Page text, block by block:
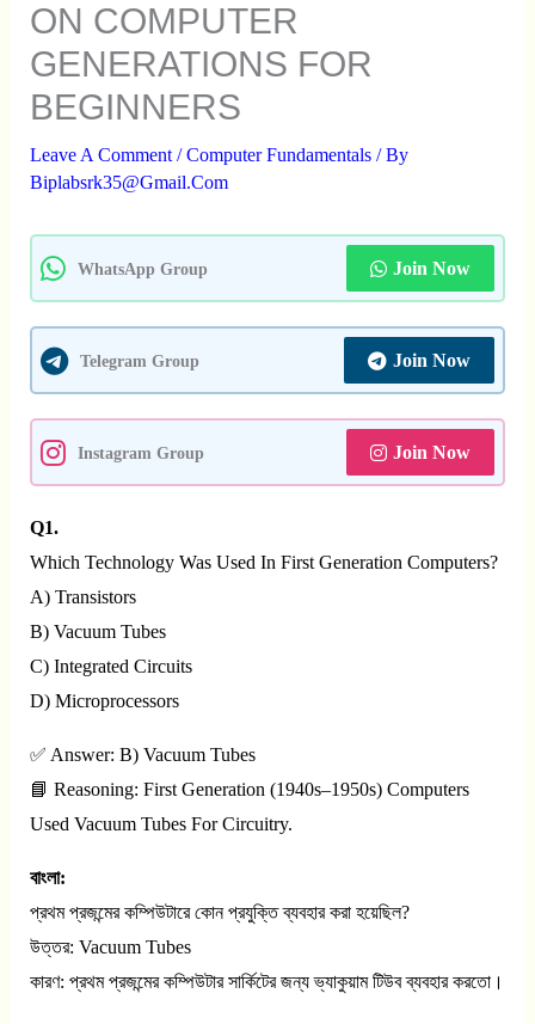
ON COMPUTER
GENERATIONS FOR
BEGINNERS
Leave A Comment /Computer Fundamentals/ By
Biplabsrk35@gmail.com
WhatsApp Group Join Now
Telegram Group Join Now
Instagram Group Join Now
Q1.
Which Technology Was Used In First Generation Computers?
A) Transistors
B) Vacuum Tubes
C) Integrated Circuits
D) Microprocessors
✅ Answer: B) Vacuum Tubes
📘 Reasoning: First Generation (1940s–1950s) Computers
Used Vacuum Tubes For Circuitry.
বাংলা:
প্রথম প্রজন্মের কম্পিউটারে কোন প্রযুক্তি ব্যবহার করা হয়েছিল?
উত্তর: Vacuum Tubes
কারণ: প্রথম প্রজন্মের কম্পিউটার সার্কিটের জন্য ভ্যাকুয়াম টিউব ব্যবহার করতো।